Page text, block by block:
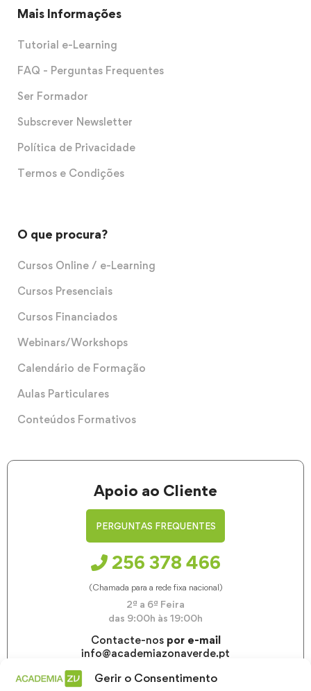
Gerir o Consentimento
Mais Informações
Tutorial e-Learning
FAQ - Perguntas Frequentes
Ser Formador
Subscrever Newsletter
Política de Privacidade
Termos e Condições
O que procura?
Cursos Online / e-Learning
Cursos Presenciais
Cursos Financiados
Webinars/Workshops
Calendário de Formação
Aulas Particulares
Conteúdos Formativos
Apoio ao Cliente
PERGUNTAS FREQUENTES
256 378 466
(Chamada para a rede fixa nacional)
2ª a 6ª Feira
das 9:00h às 19:00h
Contacte-nos por e-mail
info@academiazonaverde.pt